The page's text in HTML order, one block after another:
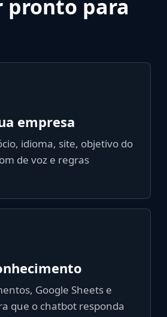
pronto para
empresa
idioma, site, objetivo do
de voz e regras
Google Sheets e
que o chatbot responda